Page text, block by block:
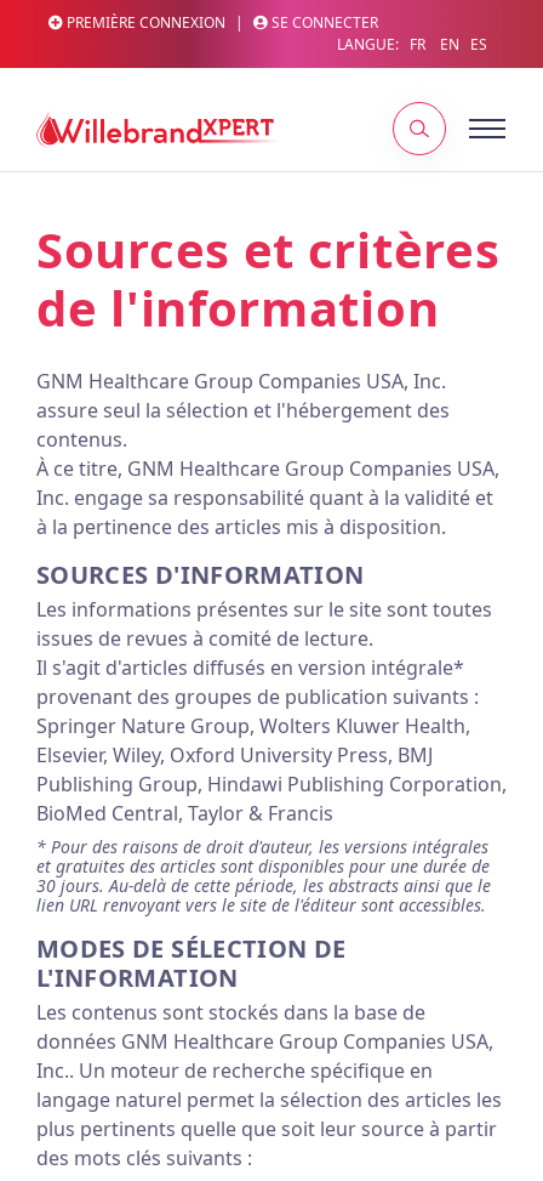
PREMIÈRE CONNEXION |
SE CONNECTER
LANGUE: FR EN ES
Sources et critères
de l'information
GNM Healthcare Group Companies USA, Inc.
assure seul la sélection et l'hébergement des
contenus.
À ce titre, GNM Healthcare Group Companies USA,
Inc. engage sa responsabilité quant à la validité et
à la pertinence des articles mis à disposition.
SOURCES D'INFORMATION
Les informations présentes sur le site sont toutes
issues de revues à comité de lecture.
Il s'agit d'articles diffusés en version intégrale*
provenant des groupes de publication suivants :
Springer Nature Group, Wolters Kluwer Health,
Elsevier, Wiley, Oxford University Press, BMJ
Publishing Group, Hindawi Publishing Corporation,
BioMed Central, Taylor & Francis
* Pour des raisons de droit d'auteur, les versions intégrales
et gratuites des articles sont disponibles pour une durée de
30 jours. Au-delà de cette période, les abstracts ainsi que le
lien URL renvoyant vers le site de l'éditeur sont accessibles.
MODES DE SÉLECTION DE
L'INFORMATION
Les contenus sont stockés dans la base de
données GNM Healthcare Group Companies USA,
Inc.. Un moteur de recherche spécifique en
langage naturel permet la sélection des articles les
plus pertinents quelle que soit leur source à partir
des mots clés suivants :